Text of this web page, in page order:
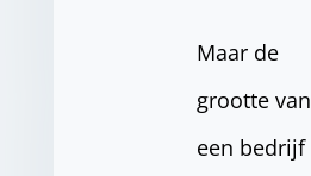
Maar de
grootte van
een bedrijf